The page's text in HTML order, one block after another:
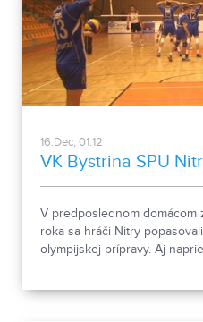
16.Dec, 01:12
VK Bystrina SPU
V predposlednom domácom
roka sa hráči Nitry
olympijskej prípravy. Aj